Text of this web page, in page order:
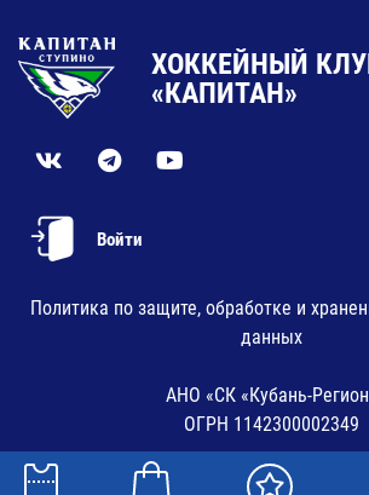
ХОККЕЙНЫЙ
«КАПИТАН»
Войти
Политика по защите, обработке и
данных
АНО «СК «Кубань-
ОГРН 1142300002349